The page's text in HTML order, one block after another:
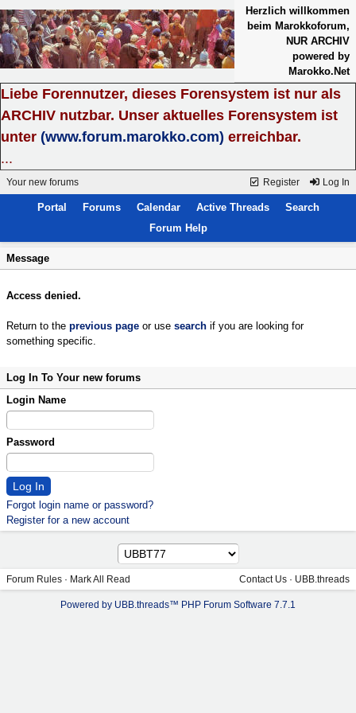
Herzlich willkommen
beim Marokkoforum,
NUR ARCHIV
powered by
Marokko.Net
Liebe Forennutzer, dieses Forensystem ist nur als
ARCHIV nutzbar. Unser aktuelles Forensystem ist
unter (www.forum.marokko.com) erreichbar.
...
Register Log In
Your new forums
Portal Forums Calendar Active Threads
Search
Forum Help
Message
Access denied.
Return to the previous page or use search if you are looking for
something specific.
Log In To Your new forums
Login Name
Password
Forgot login name or password?
Register for a new account
Forum Rules · Mark All Read Contact Us · UBB.threads
Powered by UBB.threads™ PHP Forum Software 7.7.1